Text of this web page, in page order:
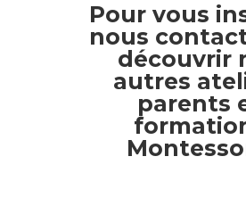
Pour vous
nous
découvrir
autres
parents